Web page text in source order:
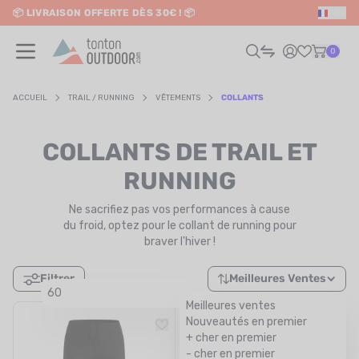
content
📦 LIVRAISON OFFERTE DÈS 30€ ! 📦
✨ RETRAIT EN MAGASIN GRATUIT
0
/ RUNNING
/ NATATION
ACCUEIL TRAIL / RUNNING VÊTEMENTS COLLANTS
COLLANTS DE TRAIL ET
RUNNING
Ne sacrifiez pas vos performances à cause
du froid, optez pour le collant de running pour
braver l'hiver !
Filtrer
60
Meilleures Ventes
Meilleures ventes
Nouveautés en premier
+ cher en premier
- cher en premier
PROMO